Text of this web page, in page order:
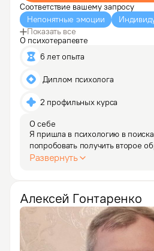
Соответствие вашему запросу
Непонятные эмоции
Показать все
О психотерапевте
6 лет опыта
Диплом психолога
2 профильных курса
О себе
Я пришла в психологию в
попробовать получить второе
не удовлетворена профессией,
Развернуть
Алексей Гонтаренко